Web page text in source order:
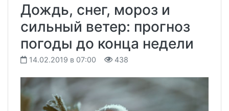
Дождь, снег, мороз и
сильный ветер: прогноз
погоды до конца недели
14.02.2019 в 07:00 438